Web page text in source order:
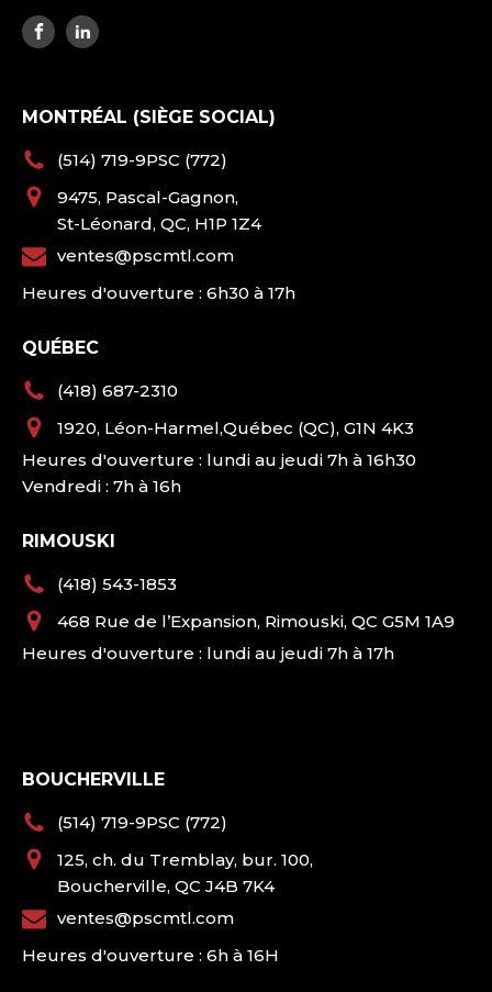
MONTRÉAL (SIÈGE SOCIAL)
(514) 719-9PSC (772)
9475, Pascal-Gagnon,
St-Léonard, QC, H1P 1Z4
ventes@pscmtl.com
Heures d'ouverture : 6h30 à 17h
QUÉBEC
(418) 687-2310
1920, Léon-Harmel,Québec (QC), G1N 4K3
Heures d'ouverture : lundi au jeudi 7h à 16h30
Vendredi : 7h à 16h
RIMOUSKI
(418) 543-1853
468 Rue de l’Expansion, Rimouski, QC G5M 1A9
Heures d'ouverture : lundi au jeudi 7h à 17h
BOUCHERVILLE
(514) 719-9PSC (772)
125, ch. du Tremblay, bur. 100,
Boucherville, QC J4B 7K4
ventes@pscmtl.com
Heures d'ouverture : 6h à 16H